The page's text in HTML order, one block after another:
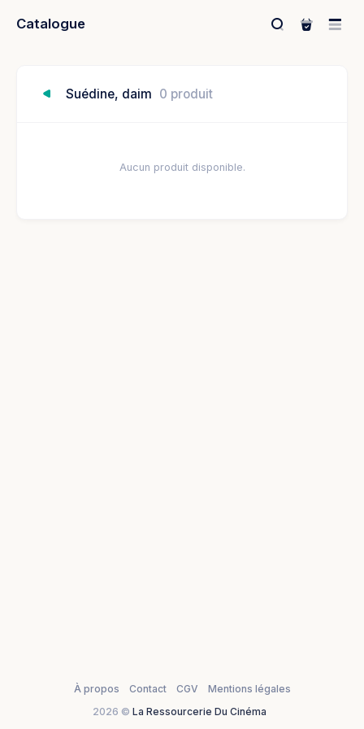
Catalogue
Suédine, daim 0 produit
Aucun produit disponible.
2026 © La Ressourcerie Du Cinéma
À propos Contact CGV Mentions légales